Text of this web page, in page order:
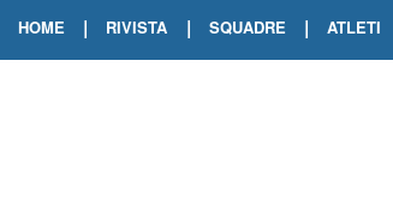
HOME | RIVISTA | SQUADRE | ATLETI